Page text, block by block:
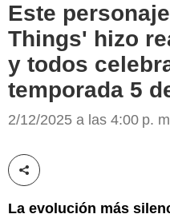
Este
Things' hizo
y todos
temporada 5
2/12/2025 a las 4:00 p.
Compartir esta noticia
La evolución más